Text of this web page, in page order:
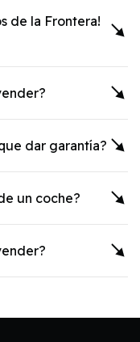
de la Frontera!
dar garantía?
un coche?